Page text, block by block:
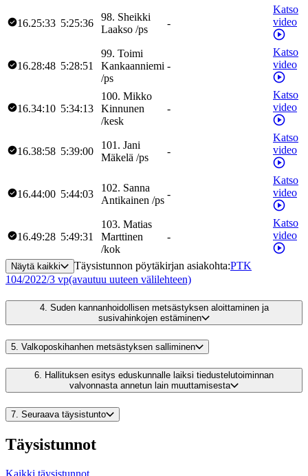
16.25:33 5:25:36
98. Sheikki
Laakso /ps
-
Katso
video
16.28:48 5:28:51
99. Toimi
Kankaanniemi
/ps
-
Katso
video
16.34:10 5:34:13
100. Mikko
Kinnunen
/kesk
-
Katso
video
16.38:58 5:39:00
101 . Jani
Mäkelä /ps
-
Katso
video
16.44:00 5:44:03
102. Sanna
Antikainen /ps
-
Katso
video
16.49:28 5:49:31
103. Matias
Marttinen
/kok
-
Katso
video
Näytä kaikki Täysistunnon pöytäkirjan asiakohta:PTK
104/2022/3 vp(avautuu uuteen välilehteen)
4. Suden kannanhoidollisen metsästyksen aloittaminen ja
susivahinkojen estäminen
5. Valkoposkihanhen metsästyksen salliminen
6. Hallituksen esitys eduskunnalle laiksi tiedustelutoiminnan
valvonnasta annetun lain muuttamisesta
7. Seuraava täysistunto
Täysistunnot
Kaikki täysistunnot